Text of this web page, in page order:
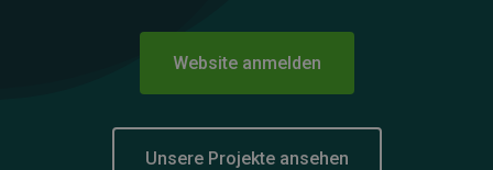
Website anmelden
Unsere Projekte ansehen